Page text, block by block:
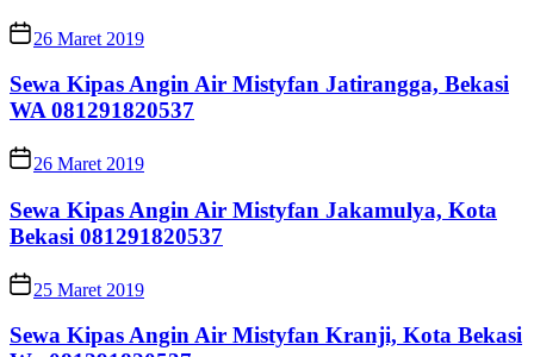
26 Maret 2019
Sewa Kipas Angin Air Mistyfan Jatirangga, Bekasi
WA 081291820537
26 Maret 2019
Sewa Kipas Angin Air Mistyfan Jakamulya, Kota
Bekasi 081291820537
25 Maret 2019
Sewa Kipas Angin Air Mistyfan Kranji, Kota Bekasi